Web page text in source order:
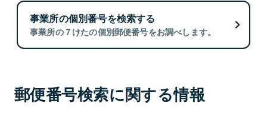
事業所の個別番号を検索する
事業所の７けたの個別郵便番号をお調べします。
郵便番号検索に関する情報